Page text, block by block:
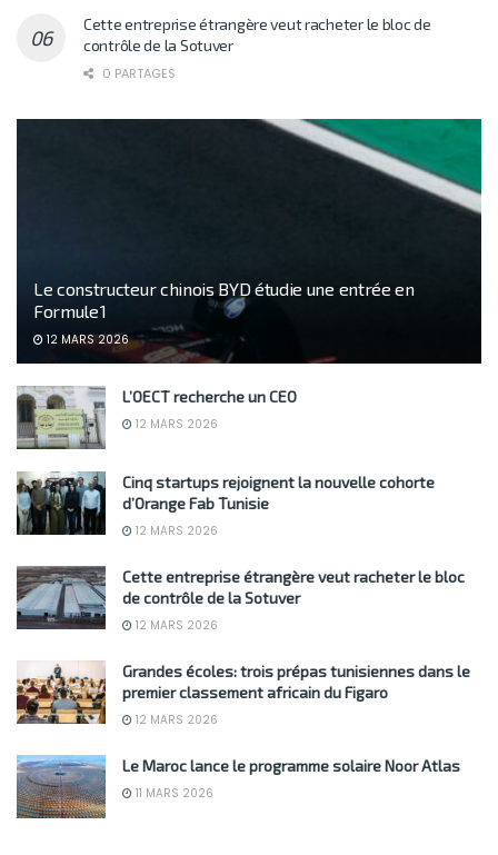
Cette entreprise étrangère veut racheter le bloc de
contrôle de la Sotuver
0 PARTAGES
Le constructeur chinois BYD étudie une entrée en
Formule 1
12 MARS 2026
L’OECT recherche un CEO
12 MARS 2026
Cinq startups rejoignent la nouvelle cohorte
d’Orange Fab Tunisie
12 MARS 2026
Cette entreprise étrangère veut racheter le bloc
de contrôle de la Sotuver
12 MARS 2026
Grandes écoles: trois prépas tunisiennes dans le
premier classement africain du Figaro
12 MARS 2026
Le Maroc lance le programme solaire Noor Atlas
11 MARS 2026